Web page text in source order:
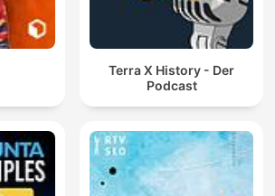
Terra X History - Der
Podcast